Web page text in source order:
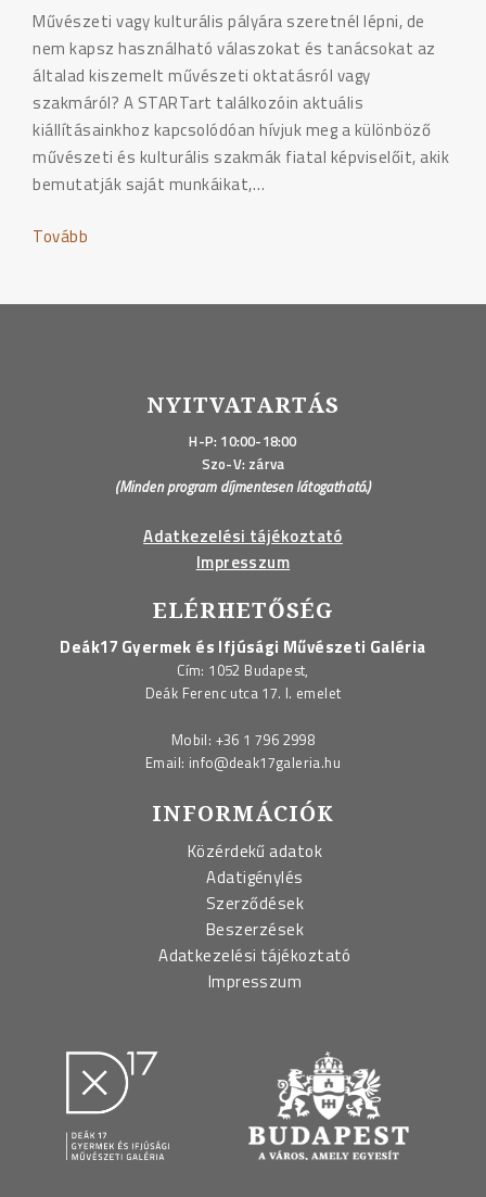
Művészeti vagy kulturális pályára szeretnél lépni, de
nem kapsz használható válaszokat és tanácsokat az
általad kiszemelt művészeti oktatásról vagy
szakmáról? A STARTart találkozóin aktuális
kiállításainkhoz kapcsolódóan hívjuk meg a különböző
művészeti és kulturális szakmák fiatal képviselőit, akik
bemutatják saját munkáikat,…
Tovább
NYITVATARTÁS
H-P: 10:00-18:00
Szo-V: zárva
(Minden program díjmentesen látogatható.)
Adatkezelési tájékoztató
Impresszum
ELÉRHETŐSÉG
Deák17 Gyermek és Ifjúsági Művészeti Galéria
Cím: 1052 Budapest,
Deák Ferenc utca 17. I. emelet
Mobil: +36 1 796 2998
Email: info@deak17galeria.hu
INFORMÁCIÓK
Közérdekű adatok
Adatigénylés
Szerződések
Beszerzések
Adatkezelési tájékoztató
Impresszum